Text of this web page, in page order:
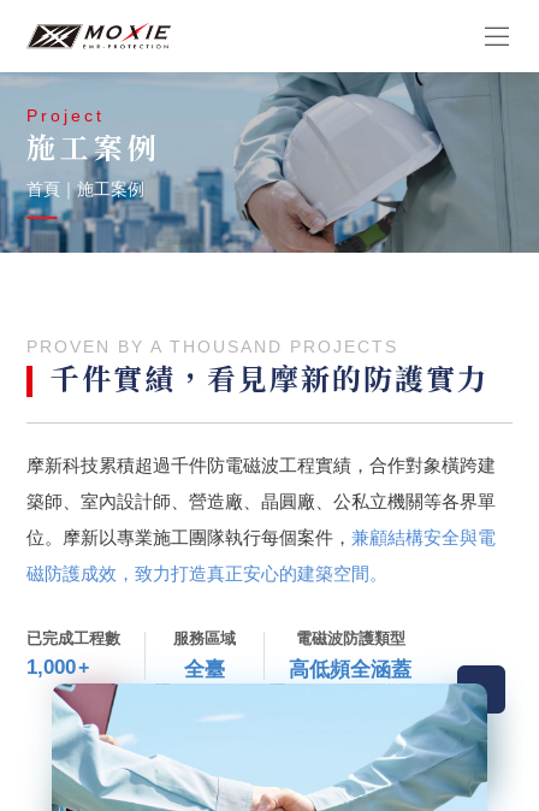
Project
施工案例
首頁 ｜施工案例
PROVEN BY A THOUSAND PROJECTS
千件實績，看見摩新的防護實力
摩新科技累積超過千件防電磁波工程實績，合作對象橫跨建
築師、室內設計師、營造廠、晶圓廠、公私立機關等各界單
位。摩新以專業施工團隊執行每個案件，兼顧結構安全與電
磁防護成效，致力打造真正安心的建築空間。
已完成工程數
1,000+
服務區域
全臺
電磁波防護類型
高低頻全涵蓋